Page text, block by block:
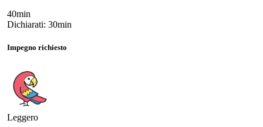
40min
Dichiarati: 30min
Impegno richiesto
Leggero